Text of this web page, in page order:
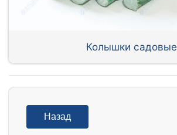
Колышки садовые
Назад